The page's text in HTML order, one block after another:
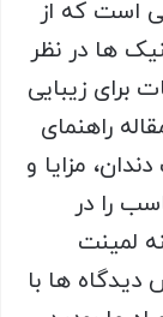
است که از
ها در نظر
برای زیبایی
راهنمای
مزایا و
را در
لمینت
دیدگاه ها با